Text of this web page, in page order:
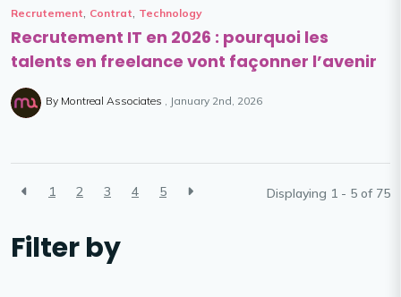
Recrutement Contrat Technology
Recrutement IT en 2026 : pourquoi les
talents en freelance vont façonner l’avenir
By Montreal Associates January 2nd, 2026
1 2 3 4 5 Displaying 1 - 5 of 75
Filter by